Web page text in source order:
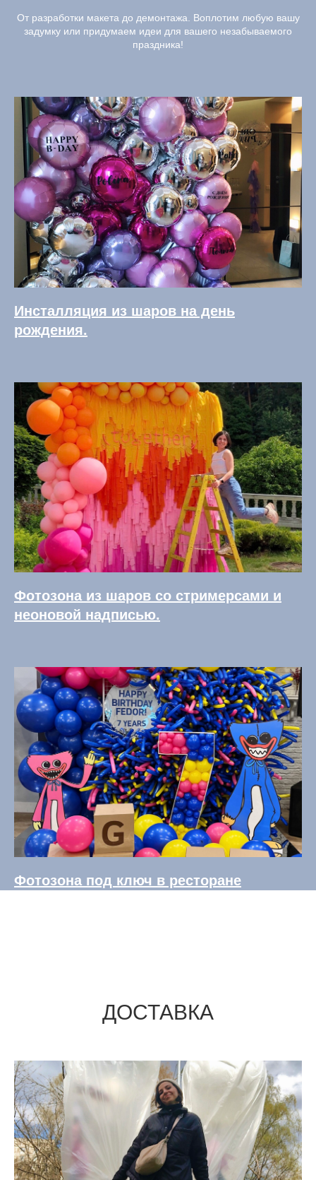
От разработки макета до демонтажа. Воплотим любую вашу
задумку или придумаем идеи для вашего незабываемого
праздника!
Инсталляция из шаров на день
рождения.
Фотозона из шаров со стримерсами и
неоновой надписью.
Фотозона под ключ в ресторане
ДОСТАВКА